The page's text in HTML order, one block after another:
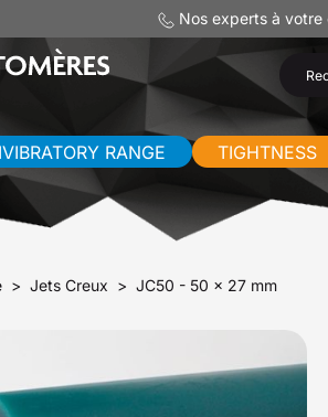
Nos experts à votre
RANGE TIGHTNESS
Jets Creux JC50 - 50 x 27 mm